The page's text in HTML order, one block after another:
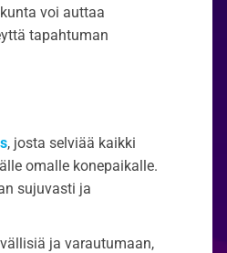
voi auttaa
tapahtuman
, josta selviää kaikki
omalle konepaikalle.
sujuvasti ja
ja varautumaan,